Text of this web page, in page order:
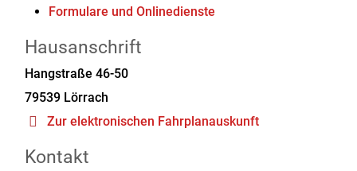
Formulare und Onlinedienste
Hausanschrift
Hangstraße 46-50
79539 Lörrach
Zur elektronischen Fahrplanauskunft
Kontakt